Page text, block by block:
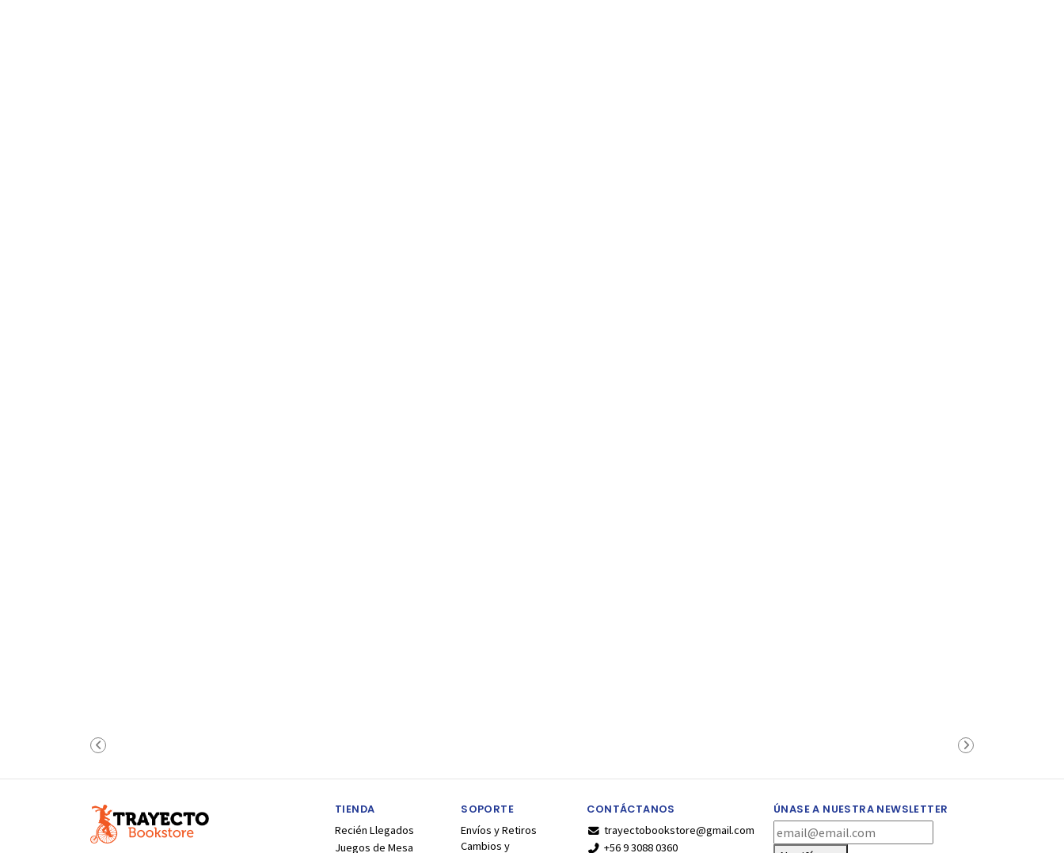
TIENDA
Recién Llegados
Juegos de Mesa
SOPORTE
Envíos y Retiros
Cambios y
CONTÁCTANOS
trayectobookstore@gmail.com
+56 9 3088 0360
ÚNASE A NUESTRA NEWSLETTER